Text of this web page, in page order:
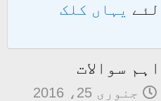
یہاں کلک
سوالات
ت
جنوری 25، 2016